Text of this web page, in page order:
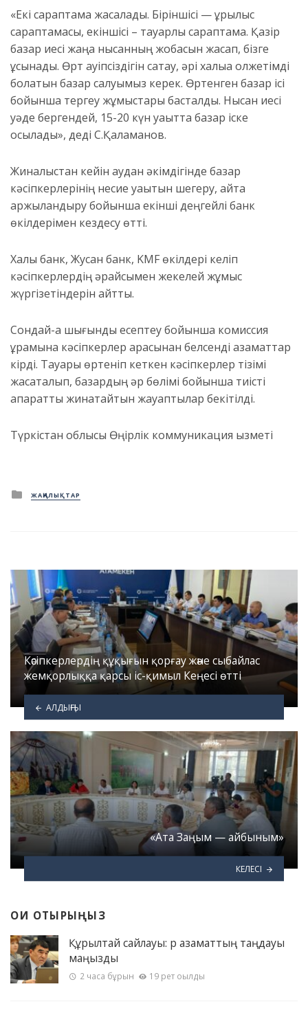
«Екі сараптама жасалады. Біріншісі — құрылыс
сараптамасы, екіншісі – тауарлық сараптама. Қазір
базар иесі жаңа нысанның жобасын жасап, бізге
ұсынады. Өрт қауіпсіздігін сақтау, әрі халыққа қолжетімді
болатын базар салуымыз керек. Өртенген базар ісі
бойынша тергеу жұмыстары басталды. Нысан иесі
уәде бергендей, 15-20 күн уақытта базар іске
қосылады», деді С.Қалқаманов.
Жиналыстан кейін аудан әкімдігінде базар
кәсіпкерлерінің несие уақытын шегеру, қайта
қаржыландыру бойынша екінші деңгейлі банк
өкілдерімен кездесу өтті.
Халық банк, Жусан банк, KMF өкілдері келіп
кәсіпкерлердің әрқайсымен жекелей жұмыс
жүргізетіндерін айтты.
Сондай-ақ шығынды есептеу бойынша комиссия
құрамына кәсіпкерлер арасынан белсенді азаматтар
кірді. Тауары өртеніп кеткен кәсіпкерлер тізімі
жасақталып, базардың әр бөлімі бойынша тиісті
ақпаратты жинақтайтын жауаптылар бекітілді.
Түркістан облысы Өңірлік коммуникация қызметі
Posted
in
ЖАҢАЛЫҚТАР
Кәсіпкерлердің құқығын қорғау және сыбайлас
жемқорлыққа қарсы іс-қимыл Кеңесі өтті
АЛДЫҢҒЫ
«Ата Заңым — айбыным»
КЕЛЕСІ
ОҚИ ОТЫРЫҢЫЗ
Құрылтай сайлауы: әр азаматтың таңдауы
маңызды
2 часа бұрын 19 рет оқылды